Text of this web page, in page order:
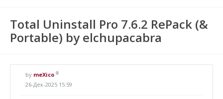
Total Uninstall Pro 7.6.2 RePack (&
Portable) by elchupacabra
by meXico ®
26-Дек-2025 15:59